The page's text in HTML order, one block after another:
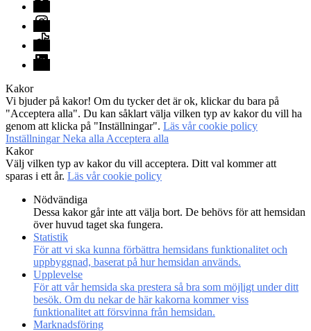
Instagram
TikTok
LinkedIn
Kakor
Vi bjuder på kakor! Om du tycker det är ok, klickar du bara på
"Acceptera alla". Du kan såklart välja vilken typ av kakor du vill ha
genom att klicka på "Inställningar". Läs vår cookie policy
InställningarNeka alla Acceptera alla
Kakor
Välj vilken typ av kakor du vill acceptera. Ditt val kommer att
sparas i ett år. Läs vår cookie policy
Nödvändiga
Dessa kakor går inte att välja bort. De behövs för att hemsidan
över huvud taget ska fungera.
Statistik
För att vi ska kunna förbättra hemsidans funktionalitet och
uppbyggnad, baserat på hur hemsidan används.
Upplevelse
För att vår hemsida ska prestera så bra som möjligt under ditt
besök. Om du nekar de här kakorna kommer viss
funktionalitet att försvinna från hemsidan.
Marknadsföring